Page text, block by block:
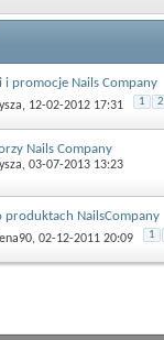
i promocje Nails Company
, 12-02-2012 17:31 1 2
Nails Company
, 03-07-2013 13:23
produktach NailsCompany
, 02-12-2011 20:09 1